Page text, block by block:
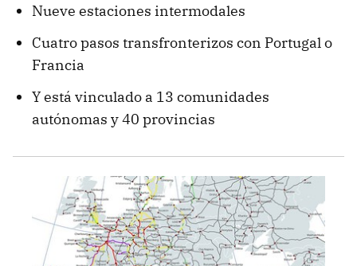
Nueve estaciones intermodales
Cuatro pasos transfronterizos con Portugal o
Francia
Y está vinculado a 13 comunidades
autónomas y 40 provincias